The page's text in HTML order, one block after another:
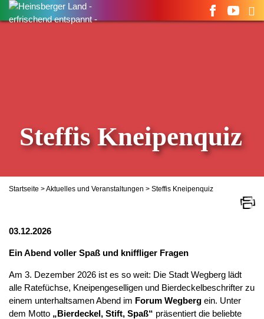
Suchen
nach:
Steffis Kneipenquiz
Startseite >Aktuelles und Veranstaltungen > Steffis Kneipenquiz
03.12.2026
Ein Abend voller Spaß und kniffliger Fragen
Am 3. Dezember 2026 ist es so weit: Die Stadt Wegberg lädt
alle Ratefüchse, Kneipengeselligen und Bierdeckelbeschrifter zu
einem unterhaltsamen Abend im Forum Wegberg ein. Unter
dem Motto „Bierdeckel, Stift, Spaß“ präsentiert die beliebte